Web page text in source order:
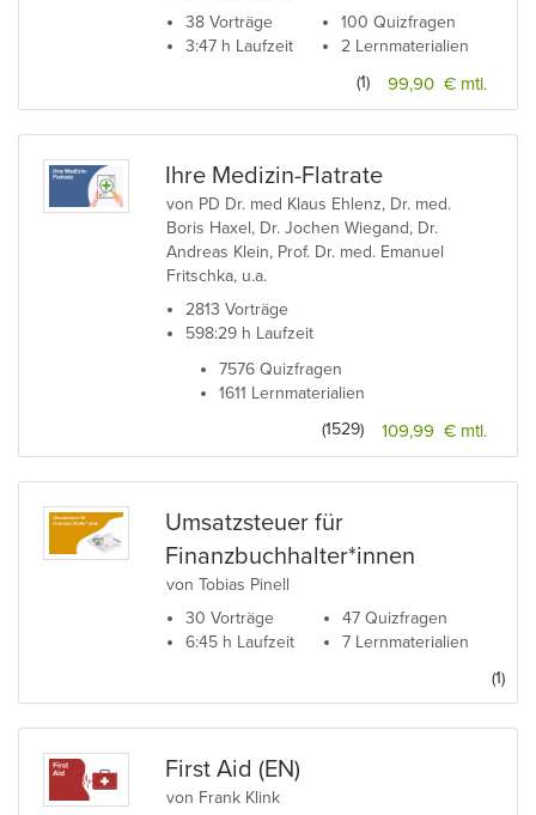
38 Vorträge
3:47 h Laufzeit
100 Quizfragen
2 Lernmaterialien
99,90 € mtl.
(1)
Ihre Medizin-Flatrate
von PD Dr. med Klaus Ehlenz, Dr. med.
Boris Haxel, Dr. Jochen Wiegand, Dr.
Andreas Klein, Prof. Dr. med. Emanuel
Fritschka, u.a.
2813 Vorträge
598:29 h Laufzeit
7576 Quizfragen
1611 Lernmaterialien
109,99 € mtl.
(1529)
Umsatzsteuer für
Finanzbuchhalter*innen
von Tobias Pinell
30 Vorträge
6:45 h Laufzeit
47 Quizfragen
7 Lernmaterialien
(1)
First Aid (EN)
von Frank Klink